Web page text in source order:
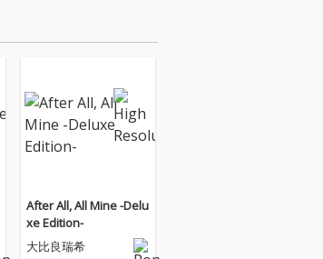
After All, All Mine -Delu
xe Edition-
大比良瑞希